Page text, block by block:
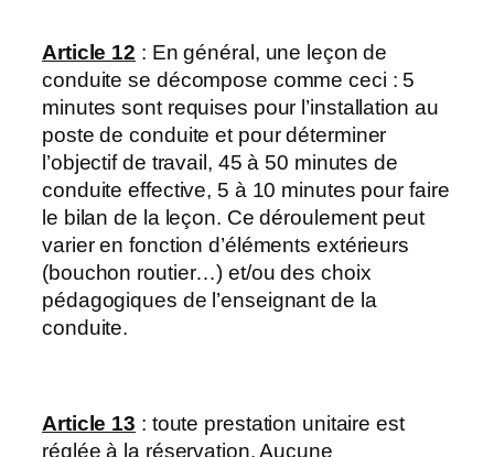
Article 12 : En général, une leçon de
conduite se décompose comme ceci : 5
minutes sont requises pour l’installation au
poste de conduite et pour déterminer
l’objectif de travail, 45 à 50 minutes de
conduite effective, 5 à 10 minutes pour faire
le bilan de la leçon. Ce déroulement peut
varier en fonction d’éléments extérieurs
(bouchon routier…) et/ou des choix
pédagogiques de l’enseignant de la
conduite.
Article 13 : toute prestation unitaire est
réglée à la réservation. Aucune